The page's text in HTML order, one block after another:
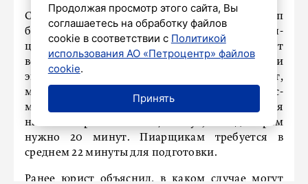
Среди различных профессиональных групп
быстрее всех «включаются» операторы кол-
центров, для которых среднее время составляет
всего 9 минут. Менеджерам по логистике и
экономистам требуется 10 минут,
маркетологам, снабженцам и офис-
менеджерам – 11 минут. Продавцы и учителя
начинают работать за 17 минут, а медсестрам
нужно 20 минут. Пиарщикам требуется в
среднем 22 минуты для подготовки.
Ранее юристобъяснил, в каком случае могут
Продолжая просмотр этого сайта, Вы
соглашаетесь на обработку файлов
cookie в соответствии с Политикой
использования АО «Петроцентр» файлов
cookie.
Принять